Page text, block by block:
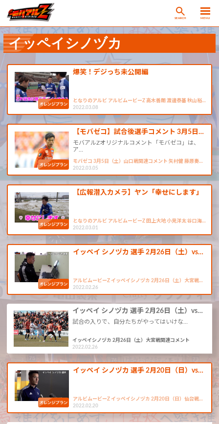
SEARCH MENU
イッペイシノヅカ
爆笑！デジっち未公開編
となりのアルビ アルビムービーZ 高木善朗 渡邊泰基 秋山裕…
2022.03.08
【モバゼコ】試合後選手コメント 3月5日…
モバアルZオリジナルコメント「モバゼコ」は、
ア…
モバゼコ 3月5日（土）山口戦関連コメント 矢村健 藤原奏…
2022.03.05
【広報潜入カメラ】ヤン「幸せにします」
となりのアルビ アルビムービーZ 田上大地 小見洋太 谷口海…
2022.03.01
イッペイ シノヅカ 選手 2月26日（土）vs…
アルビムービーZ イッペイシノヅカ 2月26日（土）大宮戦…
2022.02.26
イッペイ シノヅカ 選手 2月26日（土）vs…
試合の入りで、自分たちがやってはいけな…
イッペイシノヅカ 2月26日（土）大宮戦関連コメント
2022.02.26
イッペイ シノヅカ 選手 2月20日（日）vs…
アルビムービーZ イッペイシノヅカ 2月20日（日）仙台戦…
2022.02.20